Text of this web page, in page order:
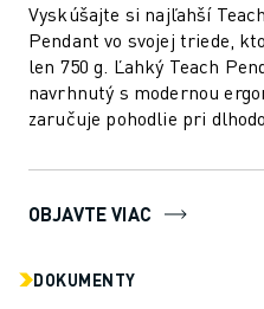
NÁHRADNÉ DIELY
REMANUFACTURING - OPRAVA
NÁSTROJE DIGITÁLNYCH SLUŽIEB
ŠKOLENIA A VZDELÁVANIE
FANUC AKADÉMIA
Vyskúšajte si najľahší Teach
Pendant vo svojej triede,
len 750 g. Ľahký Teach
navrhnutý s modernou
zaručuje pohodlie pri
rozmery vá...
OBJAVTE VIAC
DOKUMENTY